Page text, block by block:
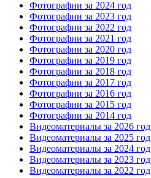
Фотографии за 2024 год
Фотографии за 2023 год
Фотографии за 2022 год
Фотографии за 2021 год
Фотографии за 2020 год
Фотографии за 2019 год
Фотографии за 2018 год
Фотографии за 2017 год
Фотографии за 2016 год
Фотографии за 2015 год
Фотографии за 2014 год
Видеоматериалы за 2026 год
Видеоматериалы за 2025 год
Видеоматериалы за 2024 год
Видеоматериалы за 2023 год
Видеоматериалы за 2022 год